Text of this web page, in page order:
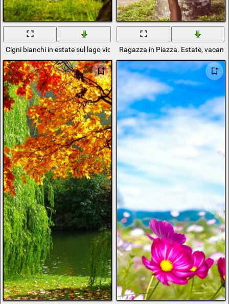
Cigni bianchi in estate sul lago vicino alla rivaRagazza in Piazza. Estate,